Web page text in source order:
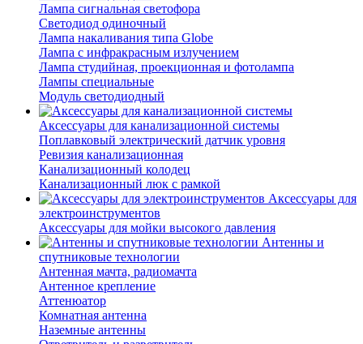
Лампа сигнальная светофора
Светодиод одиночный
Лампа накаливания типа Globe
Лампа с инфракрасным излучением
Лампа студийная, проекционная и фотолампа
Лампы специальные
Модуль светодиодный
Аксессуары для канализационной системы
Поплавковый электрический датчик уровня
Ревизия канализационная
Канализационный колодец
Канализационный люк с рамкой
Аксессуары для
электроинструментов
Аксессуары для мойки высокого давления
Антенны и
спутниковые технологии
Антенная мачта, радиомачта
Антенное крепление
Аттенюатор
Комнатная антенна
Наземные антенны